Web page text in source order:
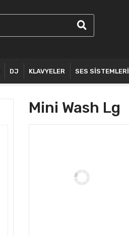
DJ KLAVYELER SES SİSTEMLERİ
Mini Wash Lg